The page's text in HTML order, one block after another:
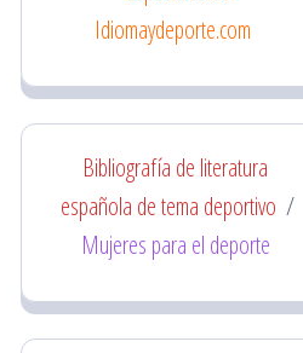
Idiomaydeporte.com
Bibliografía de literatura
española de tema deportivo /
Mujeres para el deporte